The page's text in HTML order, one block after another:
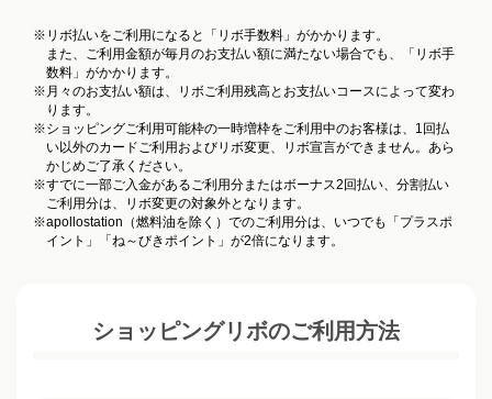
※ リボ払いをご利用になると「リボ手数料」がかかります。
また、ご利用金額が毎月のお支払い額に満たない場合でも、「リボ手
数料」がかかります。
※ 月々のお支払い額は、リボご利用残高とお支払いコースによって変わ
ります。
※ショッピングご利用可能枠の一時増枠をご利用中のお客様は、1回払
い以外のカードご利用およびリボ変更、リボ宣言ができません。あら
かじめご了承ください。
※すでに一部ご入金があるご利用分またはボーナス2回払い、分割払い
ご利用分は、リボ変更の対象外となります。
※apollostation（燃料油を除く）でのご利用分は、いつでも「プラスポ
イント」「ね～びきポイント」が2倍になります。
ショッピングリボのご利用方法